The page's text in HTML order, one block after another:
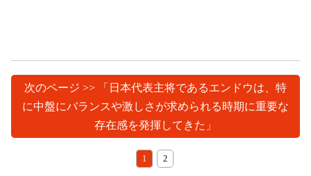
次のページ >> 「日本代表主将であるエンドウは、特
に中盤にバランスや激しさが求められる時期に重要な
存在感を発揮してきた」
1 2